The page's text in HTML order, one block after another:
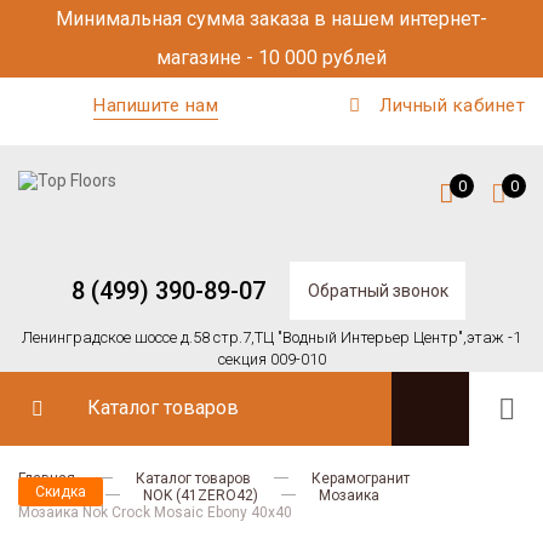
Минимальная сумма заказа в нашем интернет-
магазине - 10 000 рублей
Напишите нам Личный кабинет
8 (499) 390-89-07 Обратный звонок
Ленинградское шоссе д.58 стр.7,ТЦ "Водный Интерьер Центр",этаж -1
секция 009-010
0 0
Каталог товаров
Главная Каталог товаров
Керамогранит
41zero42
NOK (41ZERO42)
Мозаика
Мозаика Nok Crock Mosaic Ebony 40x40
Скидка